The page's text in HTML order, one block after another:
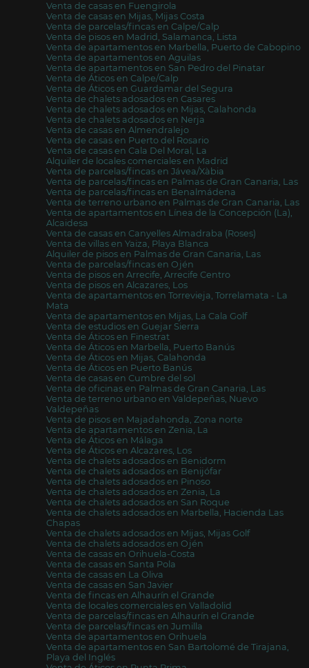
Venta de casas en Fuengirola
Venta de casas en Mijas, Mijas Costa
Venta de parcelas/fincas en Calpe/Calp
Venta de pisos en Madrid, Salamanca, Lista
Venta de apartamentos en Marbella, Puerto de Cabopino
Venta de apartamentos en Aguilas
Venta de apartamentos en San Pedro del Pinatar
Venta de Áticos en Calpe/Calp
Venta de Áticos en Guardamar del Segura
Venta de chalets adosados en Casares
Venta de chalets adosados en Mijas, Calahonda
Venta de chalets adosados en Nerja
Venta de casas en Almendralejo
Venta de casas en Puerto del Rosario
Venta de casas en Cala Del Moral, La
Alquiler de locales comerciales en Madrid
Venta de parcelas/fincas en Jávea/Xàbia
Venta de parcelas/fincas en Palmas de Gran Canaria, Las
Venta de parcelas/fincas en Benalmádena
Venta de terreno urbano en Palmas de Gran Canaria, Las
Venta de apartamentos en Línea de la Concepción (La),
Alcaidesa
Venta de casas en Canyelles Almadraba (Roses)
Venta de villas en Yaiza, Playa Blanca
Alquiler de pisos en Palmas de Gran Canaria, Las
Venta de parcelas/fincas en Ojén
Venta de pisos en Arrecife, Arrecife Centro
Venta de pisos en Alcazares, Los
Venta de apartamentos en Torrevieja, Torrelamata - La
Mata
Venta de apartamentos en Mijas, La Cala Golf
Venta de estudios en Guejar Sierra
Venta de Áticos en Finestrat
Venta de Áticos en Marbella, Puerto Banús
Venta de Áticos en Mijas, Calahonda
Venta de Áticos en Puerto Banús
Venta de casas en Cumbre del sol
Venta de oficinas en Palmas de Gran Canaria, Las
Venta de terreno urbano en Valdepeñas, Nuevo
Valdepeñas
Venta de pisos en Majadahonda, Zona norte
Venta de apartamentos en Zenia, La
Venta de Áticos en Málaga
Venta de Áticos en Alcazares, Los
Venta de chalets adosados en Benidorm
Venta de chalets adosados en Benijófar
Venta de chalets adosados en Pinoso
Venta de chalets adosados en Zenia, La
Venta de chalets adosados en San Roque
Venta de chalets adosados en Marbella, Hacienda Las
Chapas
Venta de chalets adosados en Mijas, Mijas Golf
Venta de chalets adosados en Ojén
Venta de casas en Orihuela-Costa
Venta de casas en Santa Pola
Venta de casas en La Oliva
Venta de casas en San Javier
Venta de fincas en Alhaurín el Grande
Venta de locales comerciales en Valladolid
Venta de parcelas/fincas en Alhaurín el Grande
Venta de parcelas/fincas en Jumilla
Venta de apartamentos en Orihuela
Venta de apartamentos en San Bartolomé de Tirajana,
Playa del Inglés